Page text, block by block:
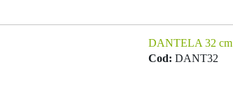
DANTELA 32 cm
Cod: DANT32